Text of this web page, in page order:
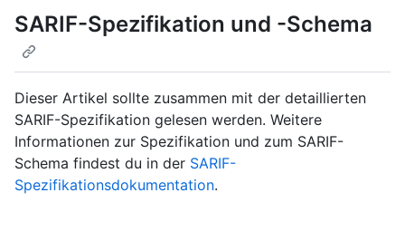
SARIF-Spezifikation und -Schema
Dieser Artikel sollte zusammen mit der detaillierten
SARIF-Spezifikation gelesen werden. Weitere
Informationen zur Spezifikation und zum SARIF-
Schema findest du in der SARIF-
Spezifikationsdokumentation.